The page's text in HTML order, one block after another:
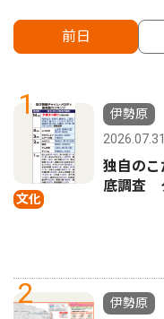
前日
1
文化
伊勢原
2026.07.31
独自の
底調査
2
伊勢原